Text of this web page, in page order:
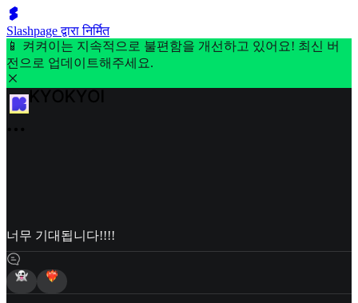
Slashpage द्वारा निर्मित
📱 켜켜이는 지속적으로 불편함을 개선하고 있어요! 최신 버
전으로 업데이트해주세요.
너무 기대됩니다!!!!